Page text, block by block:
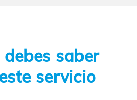
debes saber
servicio